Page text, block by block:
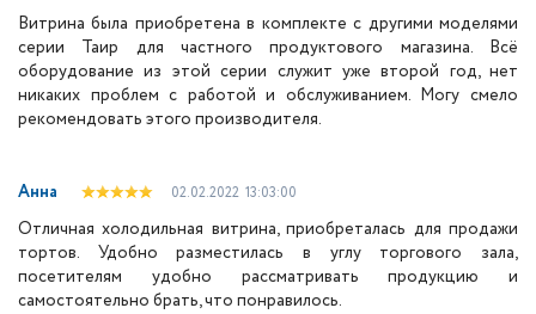
Витрина была приобретена в комплекте с другими моделями
серии Таир для частного продуктового магазина. Всё
оборудование из этой серии служит уже второй год, нет
никаких проблем с работой и обслуживанием. Могу смело
рекомендовать этого производителя.
Анна 02.02.2022 13:03:00
Отличная холодильная витрина, приобреталась для продажи
тортов. Удобно разместилась в углу торгового зала,
посетителям удобно рассматривать продукцию и
самостоятельно брать, что понравилось.